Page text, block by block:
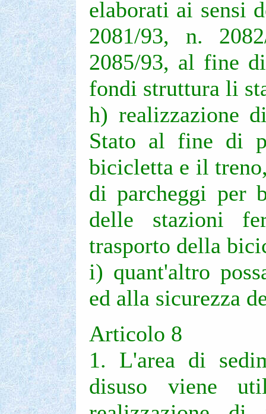
elaborati ai sensi
2081/93, n.
2085/93, al fine
fondi struttura li
h) realizzazione
Stato al fine di
bicicletta e il
di parcheggi per
delle stazioni
trasporto della
i) quant'altro
ed alla sicurezza
Articolo 8
1. L'area di
disuso viene